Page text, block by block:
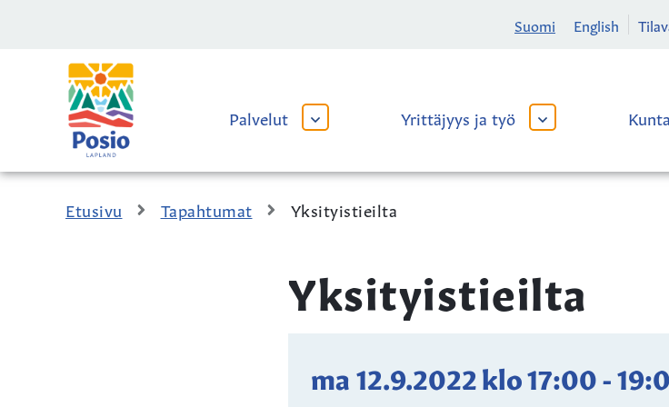
Suomi English
Kaupungin
logo
Palvelut
AVAA
ALAVALIKKO
Yrittäjyys ja työ
AVAA
ALAVALIKKO
Etusivu Tapahtumat Yksityistieilta
Yksityistieilta
ma 12.9.2022klo17:00-